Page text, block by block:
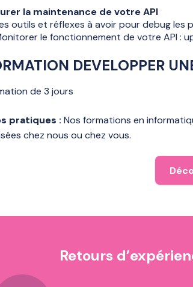
la maintenance de votre API
outils et réflexes à avoir pour debug les
le fonctionnement de votre API :
DEVELOPPER
de 3 jours
pratiques : Nos formations en
chez nous ou chez vous.
Retours